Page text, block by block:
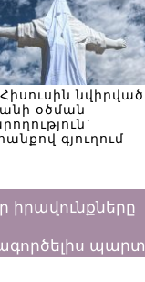
նվիրված
օծման
գյուղում
իրավունքները